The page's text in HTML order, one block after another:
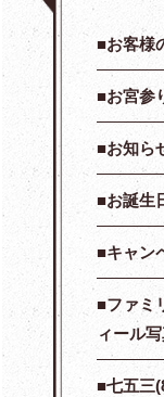
お客様
お宮参
お知ら
お誕生
キャン
ファミ
ィール
七五三